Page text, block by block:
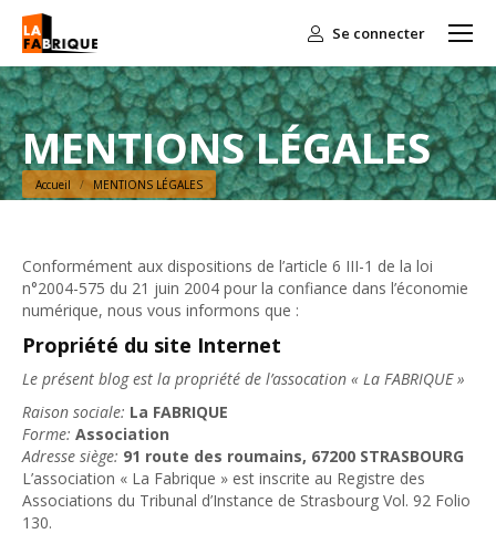
Se connecter
MENTIONS LÉGALES
Vous êtes ici :
Accueil MENTIONS LÉGALES
Conformément aux dispositions de l’article 6 III-1 de la loi
n°2004-575 du 21 juin 2004 pour la confiance dans l’économie
numérique, nous vous informons que :
Propriété du site Internet
Le présent blog est la propriété de l’assocation « La FABRIQUE »
Raison sociale: La FABRIQUE
Forme: Association
Adresse siège: 91 route des roumains, 67200 STRASBOURG
L’association « La Fabrique » est inscrite au Registre des
Associations du Tribunal d’Instance de Strasbourg Vol. 92 Folio
130.